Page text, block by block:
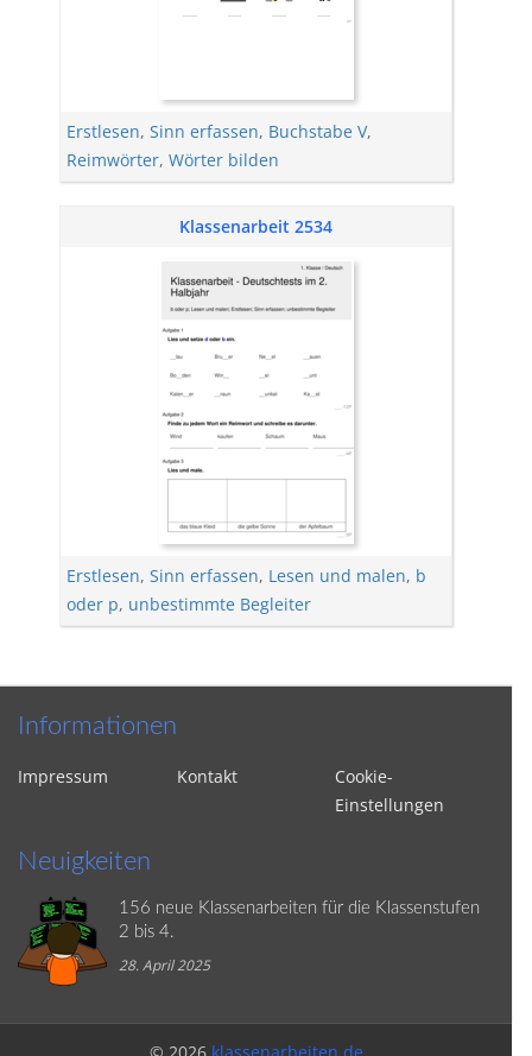
Erstlesen, Sinn erfassen, Buchstabe V,
Reimwörter, Wörter bilden
Klassenarbeit 2534
Erstlesen, Sinn erfassen, Lesen und malen, b
oder p, unbestimmte Begleiter
Informationen
Impressum Kontakt
Cookie-
Einstellungen
Neuigkeiten
156 neue Klassenarbeiten für die Klassenstufen
2 bis 4.
28. April 2025